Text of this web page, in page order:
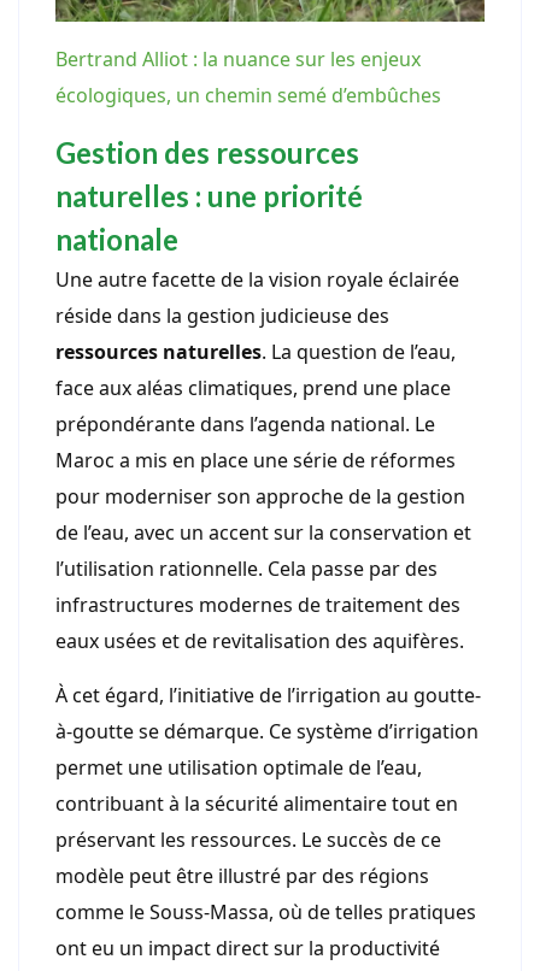
Bertrand Alliot : la nuance sur les enjeux
écologiques, un chemin semé d’embûches
Gestion des ressources
naturelles : une priorité
nationale
Une autre facette de la vision royale éclairée
réside dans la gestion judicieuse des
ressources naturelles. La question de l’eau,
face aux aléas climatiques, prend une place
prépondérante dans l’agenda national. Le
Maroc a mis en place une série de réformes
pour moderniser son approche de la gestion
de l’eau, avec un accent sur la conservation et
l’utilisation rationnelle. Cela passe par des
infrastructures modernes de traitement des
eaux usées et de revitalisation des aquifères.
À cet égard, l’initiative de l’irrigation au goutte-
à-goutte se démarque. Ce système d’irrigation
permet une utilisation optimale de l’eau,
contribuant à la sécurité alimentaire tout en
préservant les ressources. Le succès de ce
modèle peut être illustré par des régions
comme le Souss-Massa, où de telles pratiques
ont eu un impact direct sur la productivité